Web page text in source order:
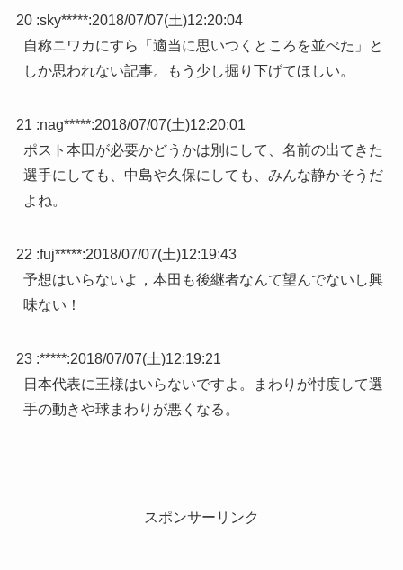
20 :sky*****:2018/07/07(土)12:20:04
自称ニワカにすら「適当に思いつくところを並べた」と
しか思われない記事。もう少し掘り下げてほしい。
21 :nag*****:2018/07/07(土)12:20:01
ポスト本田が必要かどうかは別にして、名前の出てきた
選手にしても、中島や久保にしても、みんな静かそうだ
よね。
22 :fuj*****:2018/07/07(土)12:19:43
予想はいらないよ，本田も後継者なんて望んでないし興
味ない！
23 :*****:2018/07/07(土)12:19:21
日本代表に王様はいらないですよ。まわりが忖度して選
手の動きや球まわりが悪くなる。
スポンサーリンク